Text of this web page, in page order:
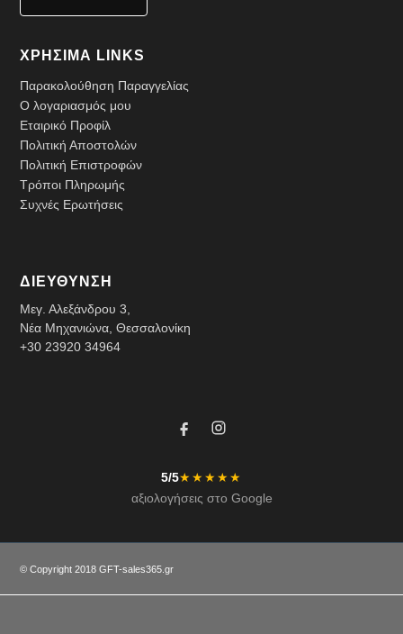
ΧΡΗΣΙΜΑ LINKS
Παρακολούθηση Παραγγελίας
Ο λογαριασμός μου
Εταιρικό Προφίλ
Πολιτική Αποστολών
Πολιτική Επιστροφών
Τρόποι Πληρωμής
Συχνές Ερωτήσεις
ΔΙΕΥΘΥΝΣΗ
Μεγ. Αλεξάνδρου 3,
Νέα Μηχανιώνα, Θεσσαλονίκη
+30 23920 34964
5/5★★★★★
αξιολογήσεις στο Google
© Copyright 2018 GFT-sales365.gr